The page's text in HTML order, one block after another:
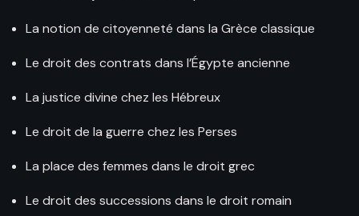
La notion de citoyenneté dans la Grèce classique
Le droit des contrats dans l’Égypte ancienne
La justice divine chez les Hébreux
Le droit de la guerre chez les Perses
La place des femmes dans le droit grec
Le droit des successions dans le droit romain